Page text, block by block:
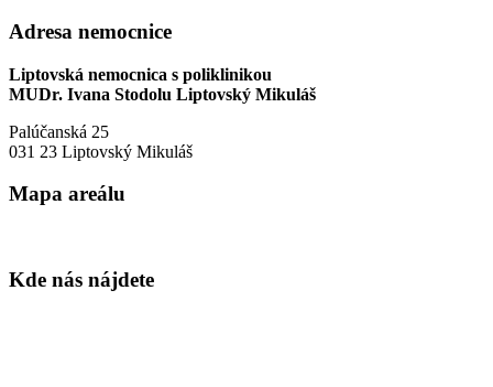
Adresa nemocnice
Liptovská nemocnica s poliklinikou
MUDr. Ivana Stodolu Liptovský Mikuláš
Palúčanská 25
031 23 Liptovský Mikuláš
Mapa areálu
Kde nás nájdete